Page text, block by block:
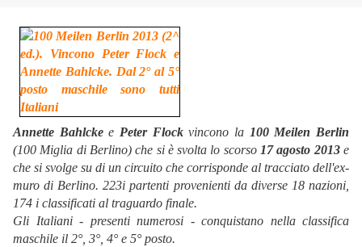
Annette Bahlckee Peter Flockvincono la 100 Meilen Berlin
(100 Miglia di Berlino) che si è svolta lo scorso 17 agosto 2013e
che si svolge su di un circuito che corrisponde al tracciato dell'ex-
muro di Berlino. 223i partenti provenienti da diverse 18 nazioni,
174 i classificati al traguardo finale.
Gli Italiani - presenti numerosi - conquistano nella classifica
maschile il 2°, 3°, 4° e 5° posto.